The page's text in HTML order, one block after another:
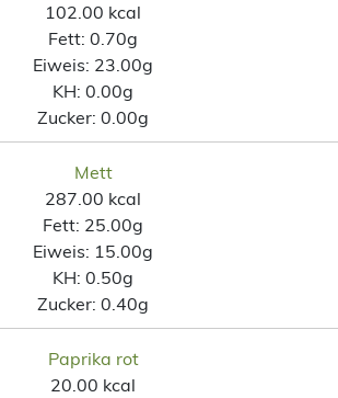
102.00 kcal
Fett: 0.70g
Eiweis: 23.00g
KH: 0.00g
Zucker: 0.00g
Mett
287.00 kcal
Fett: 25.00g
Eiweis: 15.00g
KH: 0.50g
Zucker: 0.40g
Paprika rot
20.00 kcal